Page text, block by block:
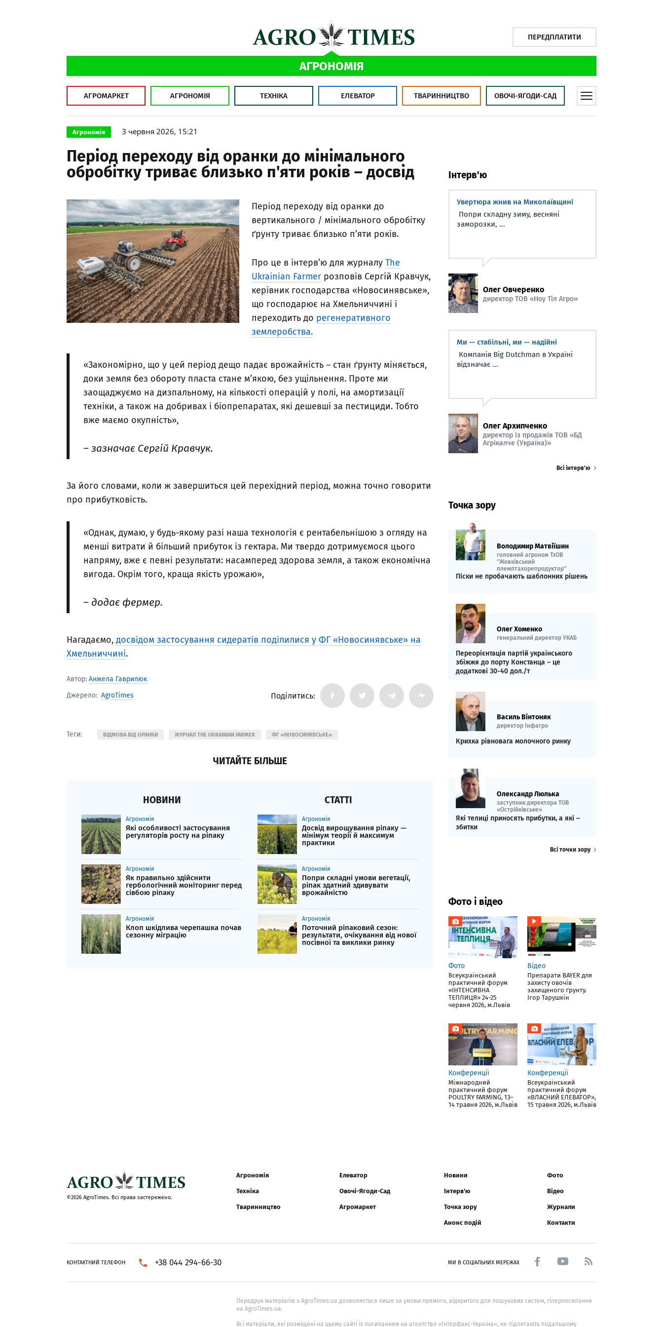
ПЕРЕДПЛАТИТИ
АГРОНОМІЯ
АГРОМАРКЕТ АГРОНОМІЯ ТЕХНІКА ЕЛЕВАТОР ТВАРИННИЦТВО ОВОЧІ-ЯГОДИ-САД
Агрономія 3 червня 2026, 15:21
Період переходу від оранки до мінімального
обробітку триває близько п'яти років – досвід
Період переходу від оранки до
вертикального / мінімального обробітку
ґрунту триває близько п’яти років.
Про це в інтерв’ю для журналу The
Ukrainian Farmer розповів Сергій Кравчук,
керівник господарства «Новосинявське»,
що господарює на Хмельниччині і
переходить до регенеративного
землеробства.
«Закономірно, що у цей період дещо падає врожайність – стан ґрунту міняється,
доки земля без обороту пласта стане м’якою, без ущільнення. Проте ми
заощаджуємо на дизпальному, на кількості операцій у полі, на амортизації
техніки, а також на добривах і біопрепаратах, які дешевші за пестициди. Тобто
вже маємо окупність»,
– зазначає Сергій Кравчук.
За його словами, коли ж завершиться цей перехідний період, можна точно говорити
про прибутковість.
«Однак, думаю, у будь-якому разі наша технологія є рентабельнішою з огляду на
менші витрати й більший прибуток із гектара. Ми твердо дотримуємося цього
напряму, вже є певні результати: насамперед здорова земля, а також економічна
вигода. Окрім того, краща якість урожаю»,
– додає фермер.
Нагадаємо, досвідом застосування сидератів поділилися у ФГ «Новосинявське» на
Хмельниччині.
Автор: Анжела Гаврилюк
Джерело: AgroTimes Поділитись:
Теги: ВІДМОВА ВІД ОРАНКИ ЖУРНАЛ THE UKRAINIAN FARMER ФГ «НОВОСИНЯВСЬКЕ»
ЧИТАЙТЕ БІЛЬШЕ
НОВИНИ
Агрономія
Які особливості застосування
регуляторів росту на ріпаку
Агрономія
Як правильно здійснити
гербологічний моніторинг перед
сівбою ріпаку
Агрономія
Клоп шкідлива черепашка почав
сезонну міграцію
СТАТТІ
Агрономія
Досвід вирощування ріпаку —
мінімум теорії й максимум
практики
Агрономія
Попри складні умови вегетації,
ріпак здатний здивувати
врожайністю
Агрономія
Поточний ріпаковий сезон:
результати, очікування від нової
посівної та виклики ринку
Інтерв'ю
Увертюра жнив на Миколаївщині
Попри складну зиму, весняні
заморозки, ...
Олег Овчеренко
директор ТОВ «Ноу Тіл Агро»
Ми — стабільні, ми — надійні
Компанія Big Dutchman в Україні
відзначає ...
Олег Архипченко
директор із продажів ТОВ «БД
Агрікалче (Україна)»
Всі інтерв’ю
Точка зору
Володимир Матвіїшин
головний агроном ТзОВ
"Жовківський
племптахорепродуктор"
Піски не пробачають шаблонних рішень
Олег Хоменко
генеральний директор УКАБ
Переорієнтація партій українського
збіжжя до порту Констанца – це
додаткові 30-40 дол./т
Василь Вінтоняк
директор Інфагро
Крихка рівновага молочного ринку
Олександр Люлька
заступник директора ТОВ
«Острійківське»
Які телиці приносять прибутки, а які ‒
збитки
Всі точки зору
Фото і відео
Фото
Всеукраїнський
практичний форум
«ІНТЕНСИВНА
ТЕПЛИЦЯ» 24-25
червня 2026, м.Львів
Відео
Препарати BAYER для
захисту овочів
захищеного ґрунту.
Ігор Тарушкін
Конференції
Міжнародний
практичний форум
POULTRY FARMING, 13–
14 травня 2026, м.Львів
Конференції
Всеукраїнський
практичний форум
«ВЛАСНИЙ ЕЛЕВАТОР»,
15 травня 2026, м.Львів
©2026 AgroTimes. Всі права застережено.
Агрономія
Техніка
Тваринництво
Елеватор
Овочі-Ягоди-Сад
Агромаркет
Новини
Інтерв'ю
Точка зору
Анонс подій
Фото
Відео
Журнали
Контакти
КОНТАКТНИЙ ТЕЛЕФОН +38 044 294-66-30 МИ В СОЦІАЛЬНИХ МЕРЕЖАХ
Передрук матеріалів з AgroTimes.ua дозволяється лише за умови прямого, відкритого для пошукових систем, гіперпосилання
на AgroTimes.ua.
Всі матеріали, які розміщені на цьому сайті із посиланням на агентство «Інтерфакс-Україна», не підлягають подальшому